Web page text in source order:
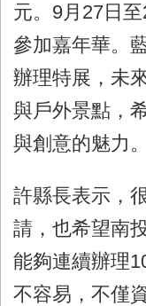
元。 9月 27日至
參加嘉年華。
辦理特展，未
與戶外景點，
與創意的魅力。
許縣長表示，
請，也希望南
能夠連續辦理
不容易，不僅